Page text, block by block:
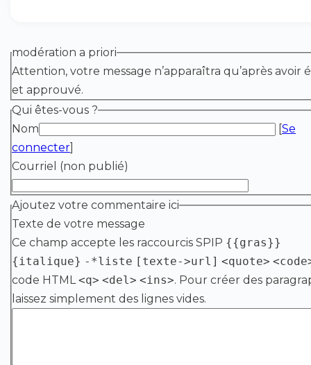
modération a priori
Attention, votre message n’apparaîtra qu’après avoir
et approuvé.
Qui êtes-vous ?
Nom
[Se
connecter]
Courriel (non publié)
Ajoutez votre commentaire ici
Texte de votre message
Ce champ accepte les raccourcis SPIP {{gras}}
{italique} -*liste [texte->url] <quote>
code HTML<q> <del> <ins>. Pour créer des
laissez simplement des lignes vides.